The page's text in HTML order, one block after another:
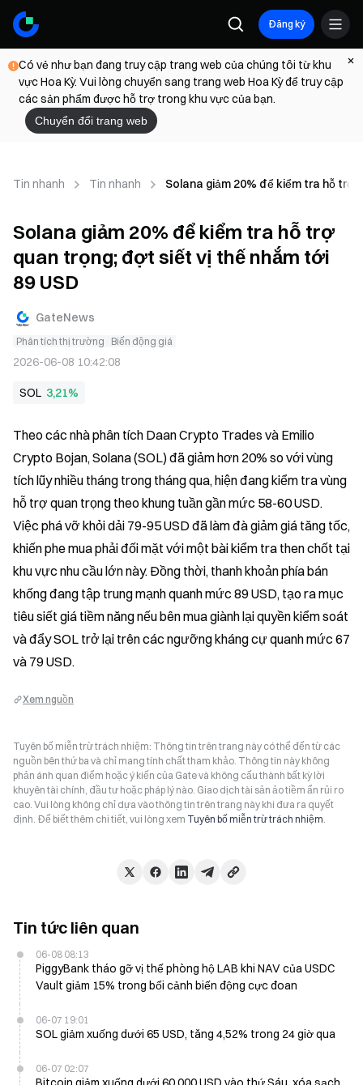
Đăng ký
Có vẻ như bạn đang truy cập trang web của chúng tôi từ khu
vực Hoa Kỳ. Vui lòng chuyển sang trang web Hoa Kỳ để truy cập
các sản phẩm được hỗ trợ trong khu vực của bạn.
Chuyển đổi trang web
Tin nhanh Tin nhanh Solana giảm 20% để kiểm tra hỗ trợ
Solana giảm 20% để kiểm tra hỗ trợ
quan trọng; đợt siết vị thế nhắm tới
89 USD
GateNews
Phân tích thị trường Biến động giá
2026-06-08 10:42:08
SOL 3,21%
Theo các nhà phân tích Daan Crypto Trades và Emilio
Crypto Bojan, Solana (SOL) đã giảm hơn 20% so với vùng
tích lũy nhiều tháng trong tháng qua, hiện đang kiểm tra vùng
hỗ trợ quan trọng theo khung tuần gần mức 58-60 USD.
Việc phá vỡ khỏi dải 79-95 USD đã làm đà giảm giá tăng tốc,
khiến phe mua phải đối mặt với một bài kiểm tra then chốt tại
khu vực nhu cầu lớn này. Đồng thời, thanh khoản phía bán
khống đang tập trung mạnh quanh mức 89 USD, tạo ra mục
tiêu siết giá tiềm năng nếu bên mua giành lại quyền kiểm soát
và đẩy SOL trở lại trên các ngưỡng kháng cự quanh mức 67
và 79 USD.
Xem nguồn
Tuyên bố miễn trừ trách nhiệm: Thông tin trên trang này có thể đến từ các
nguồn bên thứ ba và chỉ mang tính chất tham khảo. Thông tin này không
phản ánh quan điểm hoặc ý kiến của Gate và không cấu thành bất kỳ lời
khuyên tài chính, đầu tư hoặc pháp lý nào. Giao dịch tài sản ảo tiềm ẩn rủi ro
cao. Vui lòng không chỉ dựa vào thông tin trên trang này khi đưa ra quyết
định. Để biết thêm chi tiết, vui lòng xem Tuyên bố miễn trừ trách nhiệm.
Tin tức liên quan
06-08 08:13
PiggyBank tháo gỡ vị thế phòng hộ LAB khi NAV của USDC
Vault giảm 15% trong bối cảnh biến động cực đoan
06-07 19:01
SOL giảm xuống dưới 65 USD, tăng 4,52% trong 24 giờ qua
06-07 02:07